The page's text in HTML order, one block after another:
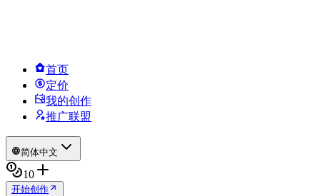
首页
定价
我的创作
推广联盟
简体中文
10
开始创作